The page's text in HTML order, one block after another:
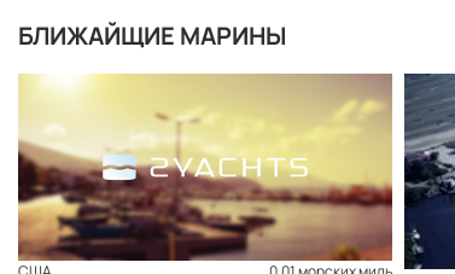
БЛИЖАЙЩИЕ МАРИНЫ